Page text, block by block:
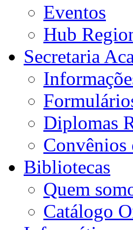
Eventos
Hub
Secretaria
Diplomas
Convênios
Bibliotecas
Quem
Catálogo